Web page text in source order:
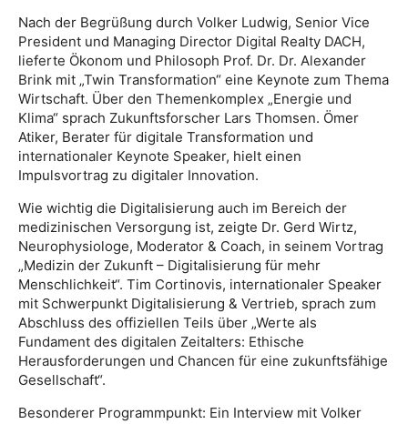
Nach der Begrüßung durch Volker Ludwig, Senior Vice
President und Managing Director Digital Realty DACH,
lieferte Ökonom und Philosoph Prof. Dr. Dr. Alexander
Brink mit „Twin Transformation“ eine Keynote zum Thema
Wirtschaft. Über den Themenkomplex „Energie und
Klima“ sprach Zukunftsforscher Lars Thomsen. Ömer
Atiker, Berater für digitale Transformation und
internationaler Keynote Speaker, hielt einen
Impulsvortrag zu digitaler Innovation.
Wie wichtig die Digitalisierung auch im Bereich der
medizinischen Versorgung ist, zeigte Dr. Gerd Wirtz,
Neurophysiologe, Moderator & Coach, in seinem Vortrag
„Medizin der Zukunft – Digitalisierung für mehr
Menschlichkeit“. Tim Cortinovis, internationaler Speaker
mit Schwerpunkt Digitalisierung & Vertrieb, sprach zum
Abschluss des offiziellen Teils über „Werte als
Fundament des digitalen Zeitalters: Ethische
Herausforderungen und Chancen für eine zukunftsfähige
Gesellschaft“.
Besonderer Programmpunkt: Ein Interview mit Volker